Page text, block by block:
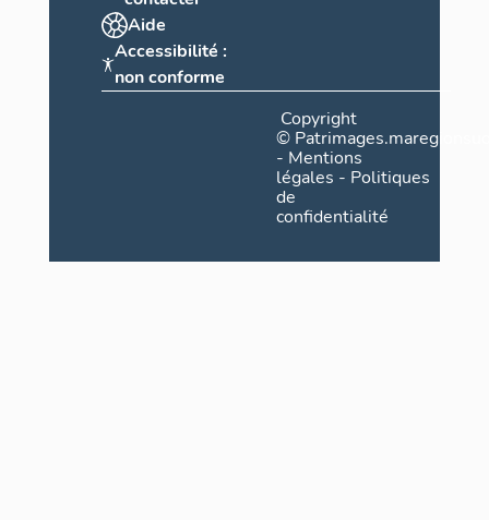
Aide
Accessibilité :
non conforme
Copyright
©
- Mentions
légales - Politiques
de
confidentialité